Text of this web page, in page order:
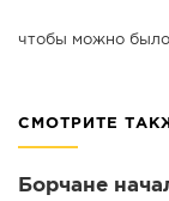
чтобы можно
СМОТРИТЕ
Борчане